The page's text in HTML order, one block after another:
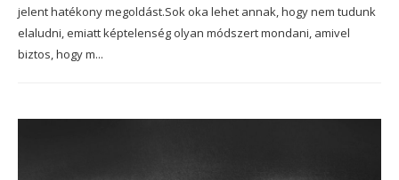
jelent hatékony megoldást.Sok oka lehet annak, hogy nem tudunk
elaludni, emiatt képtelenség olyan módszert mondani, amivel
biztos, hogy m...